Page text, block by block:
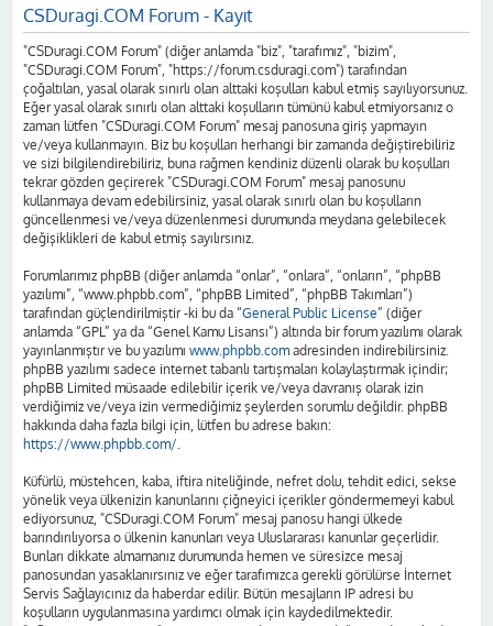
CSDuragi.COM Forum - Kayıt
"CSDuragi.COM Forum" (diğer anlamda "biz", "tarafımız", "bizim",
"CSDuragi.COM Forum", "https://forum.csduragi.com") tarafından
çoğaltılan, yasal olarak sınırlı olan alttaki koşulları kabul etmiş sayılıyorsunuz.
Eğer yasal olarak sınırlı olan alttaki koşulların tümünü kabul etmiyorsanız o
zaman lütfen "CSDuragi.COM Forum" mesaj panosuna giriş yapmayın
ve/veya kullanmayın. Biz bu koşulları herhangi bir zamanda değiştirebiliriz
ve sizi bilgilendirebiliriz, buna rağmen kendiniz düzenli olarak bu koşulları
tekrar gözden geçirerek "CSDuragi.COM Forum" mesaj panosunu
kullanmaya devam edebilirsiniz, yasal olarak sınırlı olan bu koşulların
güncellenmesi ve/veya düzenlenmesi durumunda meydana gelebilecek
değişiklikleri de kabul etmiş sayılırsınız.
Forumlarımız phpBB (diğer anlamda “onlar”, “onlara”, “onların”, “phpBB
yazılımı”, “www.phpbb.com”, “phpBB Limited”, “phpBB Takımları”)
tarafından güçlendirilmiştir -ki bu da “General Public License” (diğer
anlamda “GPL” ya da “Genel Kamu Lisansı”) altında bir forum yazılımı olarak
yayınlanmıştır ve bu yazılımı www.phpbb.com adresinden indirebilirsiniz.
phpBB yazılımı sadece internet tabanlı tartışmaları kolaylaştırmak içindir;
phpBB Limited müsaade edilebilir içerik ve/veya davranış olarak izin
verdiğimiz ve/veya izin vermediğimiz şeylerden sorumlu değildir. phpBB
hakkında daha fazla bilgi için, lütfen bu adrese bakın:
https://www.phpbb.com/.
Küfürlü, müstehcen, kaba, iftira niteliğinde, nefret dolu, tehdit edici, sekse
yönelik veya ülkenizin kanunlarını çiğneyici içerikler göndermemeyi kabul
ediyorsunuz, "CSDuragi.COM Forum" mesaj panosu hangi ülkede
barındırılıyorsa o ülkenin kanunları veya Uluslararası kanunlar geçerlidir.
Bunları dikkate almamanız durumunda hemen ve süresizce mesaj
panosundan yasaklanırsınız ve eğer tarafımızca gerekli görülürse İnternet
Servis Sağlayıcınız da haberdar edilir. Bütün mesajların IP adresi bu
koşulların uygulanmasına yardımcı olmak için kaydedilmektedir.